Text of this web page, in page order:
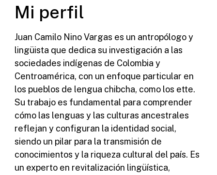
Mi perfil
Juan Camilo Nino Vargas es un antropólogo y
lingüista que dedica su investigación a las
sociedades indígenas de Colombia y
Centroamérica, con un enfoque particular en
los pueblos de lengua chibcha, como los ette.
Su trabajo es fundamental para comprender
cómo las lenguas y las culturas ancestrales
reflejan y configuran la identidad social,
siendo un pilar para la transmisión de
conocimientos y la riqueza cultural del país. Es
un experto en revitalización lingüística,